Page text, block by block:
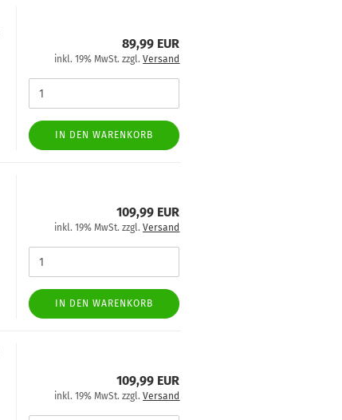
89,99 EUR
inkl. 19% MwSt. zzgl.Versand
IN DEN WARENKORB
109,99 EUR
inkl. 19% MwSt. zzgl.Versand
IN DEN WARENKORB
109,99 EUR
inkl. 19% MwSt. zzgl.Versand